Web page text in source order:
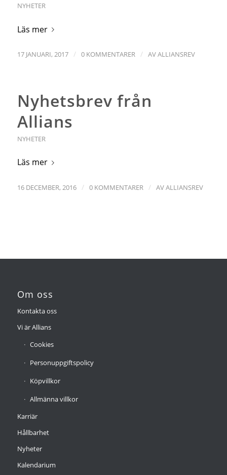
NYHETER
Läs mer
17 JANUARI, 2017 / 0 KOMMENTARER / AVALLIANSREV
Nyhetsbrev från
Allians
NYHETER
Läs mer
16 DECEMBER, 2016 / 0 KOMMENTARER / AVALLIANSREV
Om oss
Kontakta oss
Vi är Allians
Cookies
Personuppgiftspolicy
Köpvillkor
Allmänna villkor
Karriär
Hållbarhet
Nyheter
Kalendarium